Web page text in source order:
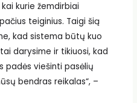
kurie žemdirbiai
teiginius. Taigi šią
kad sistema būtų kuo
darysime ir tikiuosi, kad
padės viešinti pasėlių
bendras reikalas“, –